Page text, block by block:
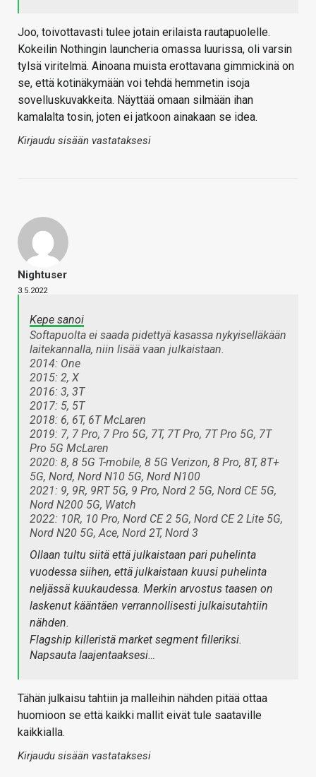
Joo, toivottavasti tulee jotain erilaista rautapuolelle.
Kokeilin Nothingin launcheria omassa luurissa, oli varsin
tylsä viritelmä. Ainoana muista erottavana gimmickinä on
se, että kotinäkymään voi tehdä hemmetin isoja
sovelluskuvakkeita. Näyttää omaan silmään ihan
kamalalta tosin, joten ei jatkoon ainakaan se idea.
Kirjaudu sisään vastataksesi
Nightuser
3.5.2022
Kepe sanoi
Softapuolta ei saada pidettyä kasassa nykyiselläkään
laitekannalla, niin lisää vaan julkaistaan.
2014: One
2015: 2, X
2016: 3, 3T
2017: 5, 5T
2018: 6, 6T, 6T McLaren
2019: 7, 7 Pro, 7 Pro 5G, 7T, 7T Pro, 7T Pro 5G, 7T
Pro 5G McLaren
2020: 8, 8 5G T-mobile, 8 5G Verizon, 8 Pro, 8T, 8T+
5G, Nord, Nord N10 5G, Nord N100
2021: 9, 9R, 9RT 5G, 9 Pro, Nord 2 5G, Nord CE 5G,
Nord N200 5G, Watch
2022: 10R, 10 Pro, Nord CE 2 5G, Nord CE 2 Lite 5G,
Nord N20 5G, Ace, Nord 2T, Nord 3
Ollaan tultu siitä että julkaistaan pari puhelinta
vuodessa siihen, että julkaistaan kuusi puhelinta
neljässä kuukaudessa. Merkin arvostus taasen on
laskenut kääntäen verrannollisesti julkaisutahtiin
nähden.
Flagship killeristä market segment filleriksi.
Napsauta laajentaaksesi…
Tähän julkaisu tahtiin ja malleihin nähden pitää ottaa
huomioon se että kaikki mallit eivät tule saataville
kaikkialla.
Kirjaudu sisään vastataksesi